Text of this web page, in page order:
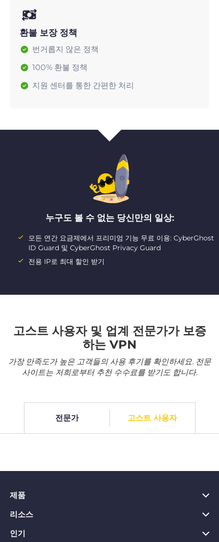
환불 보장 정책
번거롭지 않은 정책
100% 환불 정책
지원 센터를 통한 간편한 처리
누구도 볼 수 없는 당신만의 일상:
모든 연간 요금제에서 프리미엄 기능 무료 이용: CyberGhost
ID Guard 및 CyberGhost Privacy Guard
전용 IP로 최대 할인 받기
고스트 사용자 및 업계 전문가가 보증
하는 VPN
가장 만족도가 높은 고객들의 사용 후기를 확인하세요. 전문
사이트는 저희로부터 추천 수수료를 받기도 합니다.
전문가 고스트 사용자
제품
PC용 VPN
Chrome용 VPN
리소스
VPN이란?
인기